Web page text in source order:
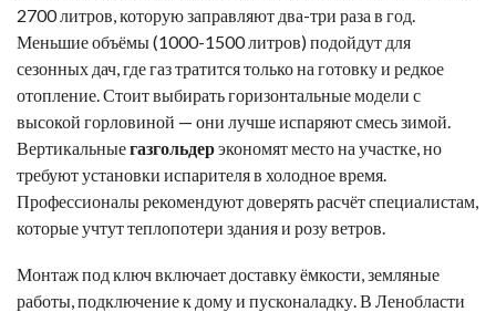
2700 литров, которую заправляют два-три раза в год.
Меньшие объёмы (1000-1500 литров) подойдут для
сезонных дач, где газ тратится только на готовку и редкое
отопление. Стоит выбирать горизонтальные модели с
высокой горловиной — они лучше испаряют смесь зимой.
Вертикальныегазгольдерэкономят место на участке, но
требуют установки испарителя в холодное время.
Профессионалы рекомендуют доверять расчёт специалистам,
которые учтут теплопотери здания и розу ветров.
Монтаж под ключ включает доставку ёмкости, земляные
работы, подключение к дому и пусконаладку. В Ленобласти